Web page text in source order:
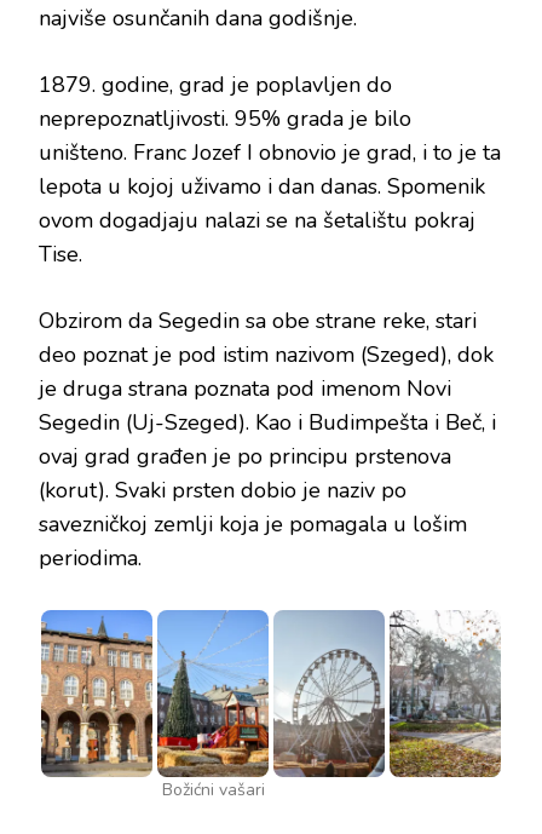
najviše osunčanih dana godišnje.
1879. godine, grad je poplavljen do
neprepoznatljivosti. 95% grada je bilo
uništeno. Franc Jozef I obnovio je grad, i to je ta
lepota u kojoj uživamo i dan danas. Spomenik
ovom dogadjaju nalazi se na šetalištu pokraj
Tise.
Obzirom da Segedin sa obe strane reke, stari
deo poznat je pod istim nazivom (Szeged), dok
je druga strana poznata pod imenom Novi
Segedin (Uj-Szeged). Kao i Budimpešta i Beč, i
ovaj grad građen je po principu prstenova
(korut). Svaki prsten dobio je naziv po
savezničkoj zemlji koja je pomagala u lošim
periodima.
Božićni vašari